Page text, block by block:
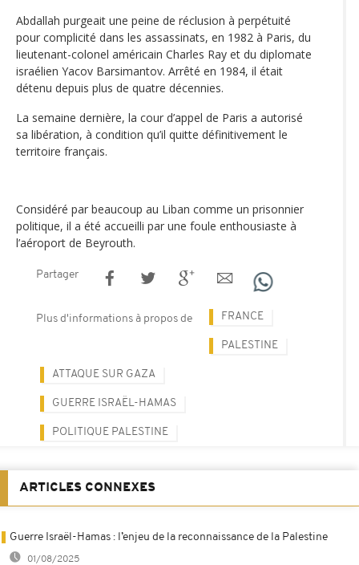
Abdallah purgeait une peine de réclusion à perpétuité
pour complicité dans les assassinats, en 1982 à Paris, du
lieutenant-colonel américain Charles Ray et du diplomate
israélien Yacov Barsimantov. Arrêté en 1984, il était
détenu depuis plus de quatre décennies.
La semaine dernière, la cour d’appel de Paris a autorisé
sa libération, à condition qu’il quitte définitivement le
territoire français.
Considéré par beaucoup au Liban comme un prisonnier
politique, il a été accueilli par une foule enthousiaste à
l’aéroport de Beyrouth.
Partager
Plus d'informations à propos de FRANCE
PALESTINE
ATTAQUE SUR GAZA
GUERRE ISRAËL-HAMAS
POLITIQUE PALESTINE
ARTICLES CONNEXES
Guerre Israël-Hamas : l’enjeu de la reconnaissance de la Palestine
01/08/2025